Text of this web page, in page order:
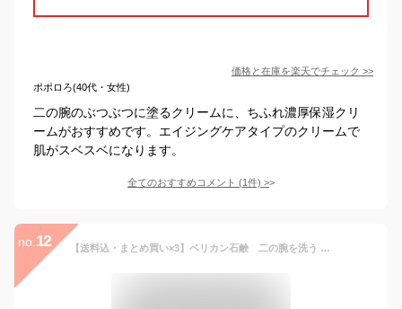
価格と在庫を楽天でチェック >>
ポポロろ(40代・女性)
二の腕のぶつぶつに塗るクリームに、ちふれ濃厚保湿クリ
ームがおすすめです。エイジングケアタイプのクリームで
肌がスベスベになります。
全てのおすすめコメント (1件) >
no. 12 【送料込・まとめ買い×3】ペリカン石鹸 二の腕を洗う 重曹石鹸 135g×3点セット（ニノウデ ザラザラを洗う重曹石けん）(4976631308753)